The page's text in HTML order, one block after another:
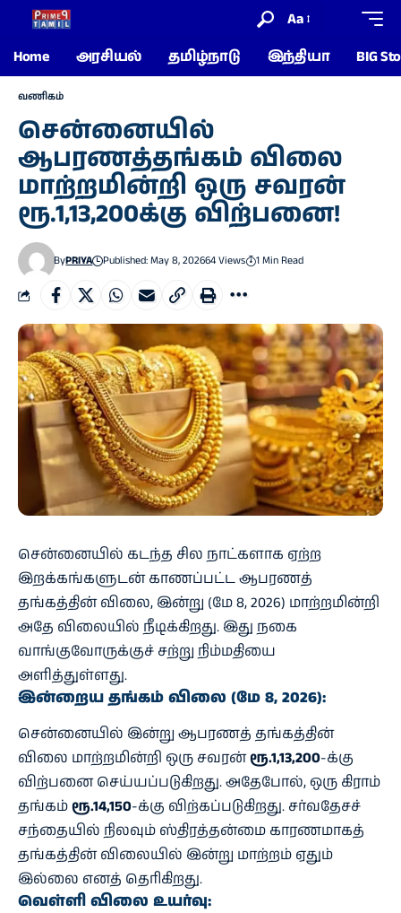
Aa
Home
அரசியல் தமிழ்நாடு இந்தியா BIG
வணிகம்
சென்னையில்
ஆபரணத்தங்கம் விலை
மாற்றமின்றி ஒரு சவரன்
ரூ.1,13,200க்கு விற்பனை!
ByPRIYA Published: May 8, 202664 Views 1 Min Read
சென்னையில் கடந்த சில நாட்களாக ஏற்ற
இறக்கங்களுடன் காணப்பட்ட ஆபரணத்
தங்கத்தின் விலை, இன்று (மே 8, 2026) மாற்றமின்றி
அதே விலையில் நீடிக்கிறது. இது நகை
வாங்குவோருக்குச் சற்று நிம்மதியை
அளித்துள்ளது.
இன்றைய தங்கம் விலை (மே 8, 2026):
சென்னையில் இன்று ஆபரணத் தங்கத்தின்
விலை மாற்றமின்றி ஒரு சவரன்ரூ.1,13,200-க்கு
விற்பனை செய்யப்படுகிறது. அதேபோல், ஒரு கிராம்
தங்கம்ரூ.14,150-க்கு விற்கப்படுகிறது. சர்வதேசச்
சந்தையில் நிலவும் ஸ்திரத்தன்மை காரணமாகத்
தங்கத்தின் விலையில் இன்று மாற்றம் ஏதும்
இல்லை எனத் தெரிகிறது.
வெள்ளி விலை உயர்வு: